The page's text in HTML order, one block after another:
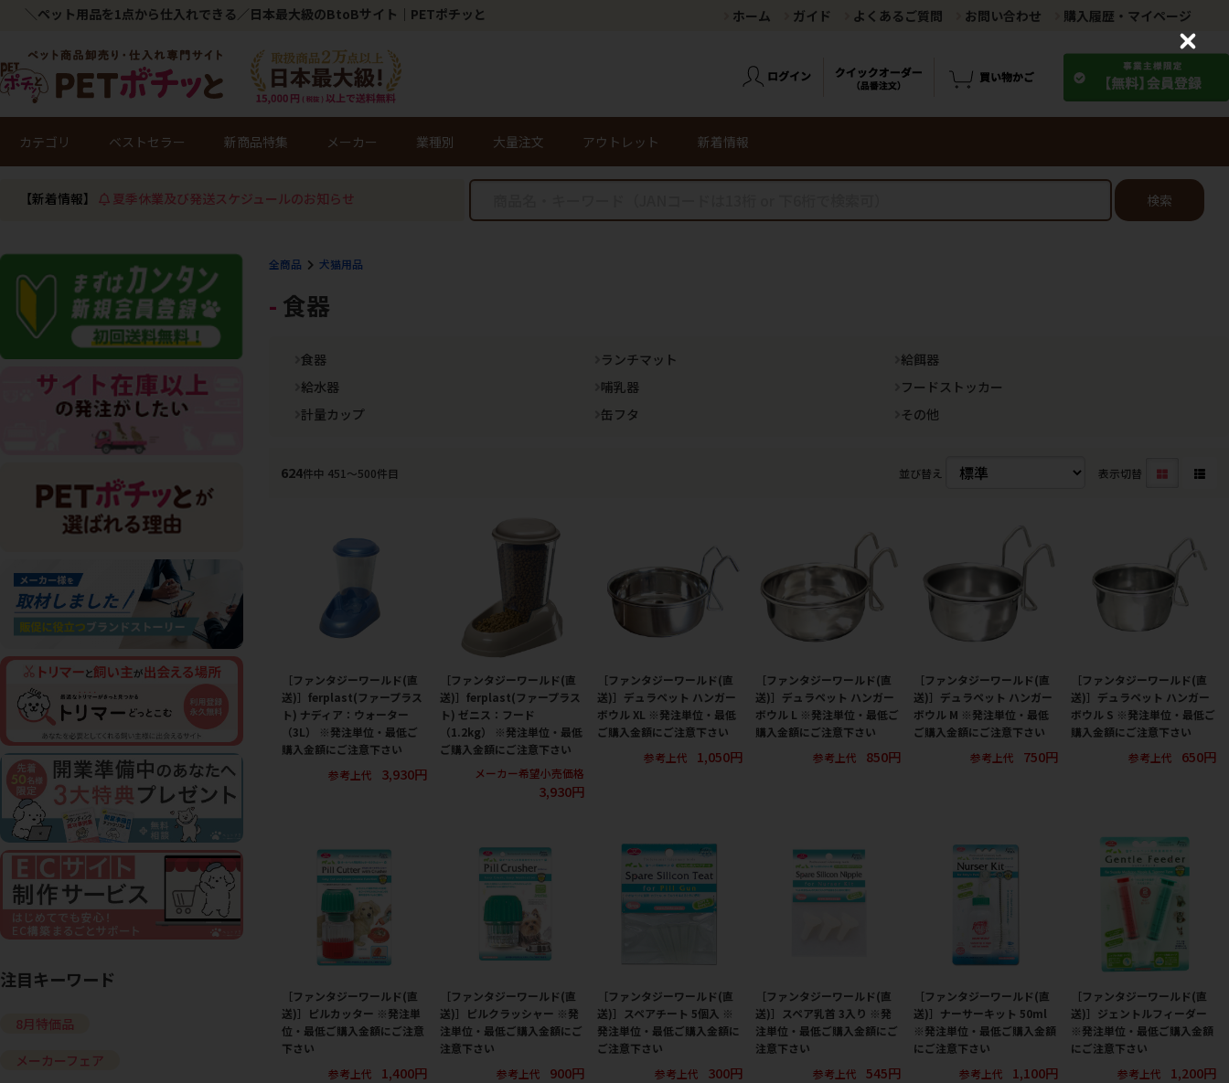
＼ペット用品を1点から仕入れできる／日本最大級のBtoBサイト｜PETポチッと ホーム ガイド よくあるご質問 お問い合わせ 購入履歴・マイページ
カテゴリ ベストセラー 新商品特集 メーカー 業種別 大量注文 アウトレット 新着情報
【新着情報】 夏季休業及び発送スケジュールのお知らせ 検索
全商品 犬猫用品
食器
食器 ランチマット
給餌器
給水器
哺乳器
フードストッカー
計量カップ
缶フタ その他
624件中 451〜500件目 並び替え 表示切替
［ファンタジーワールド(直
送)］ferplast(ファープラス
ト) ナディア：ウォーター
（3L） ※発注単位・最低ご
購入金額にご注意下さい
参考上代
3,930円
［ファンタジーワールド(直
送)］ferplast(ファープラス
ト) ゼニス：フード
（1.2kg） ※発注単位・最低
ご購入金額にご注意下さい
メーカー希望小売価格
3,930円
［ファンタジーワールド(直
送)］デュラペット ハンガー
ボウル XL ※発注単位・最低
ご購入金額にご注意下さい
参考上代
1,050円
［ファンタジーワールド(直
送)］デュラペット ハンガー
ボウル L ※発注単位・最低ご
購入金額にご注意下さい
参考上代
850円
［ファンタジーワールド(直
送)］デュラペット ハンガー
ボウル M ※発注単位・最低
ご購入金額にご注意下さい
参考上代
750円
［ファンタジーワールド(直
送)］デュラペット ハンガー
ボウル S ※発注単位・最低ご
購入金額にご注意下さい
参考上代
650円
［ファンタジーワールド(直
送)］ピルカッター ※発注単
位・最低ご購入金額にご注意
下さい
参考上代
1,400円
［ファンタジーワールド(直
送)］ピルクラッシャー ※発
注単位・最低ご購入金額にご
注意下さい
参考上代
900円
［ファンタジーワールド(直
送)］スペアチート 5個入 ※
発注単位・最低ご購入金額に
ご注意下さい
参考上代
300円
［ファンタジーワールド(直
送)］スペア乳首 3入り ※発
注単位・最低ご購入金額にご
注意下さい
参考上代
545円
［ファンタジーワールド(直
送)］ナーサーキット 50ml
※発注単位・最低ご購入金額
にご注意下さい
参考上代
1,100円
［ファンタジーワールド(直
送)］ジェントルフィーダー
※発注単位・最低ご購入金額
にご注意下さい
参考上代
1,200円
注目キーワード
8月特価品
メーカーフェア
C
o
s
e